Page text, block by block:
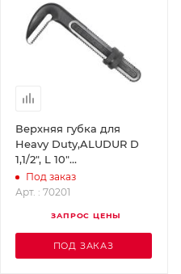
Верхняя губка для
Heavy Duty,ALUDUR D
1,1/2", L 10"
ROTHENBERGER 70201
Под заказ
Арт. : 70201
ЗАПРОС ЦЕНЫ
ПОД ЗАКАЗ